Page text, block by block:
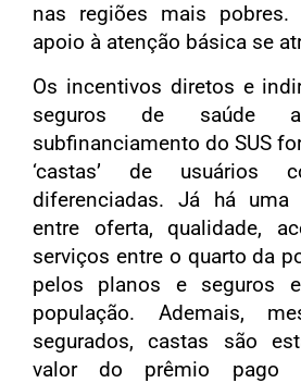
nas regiões mais pobres.
apoio à atenção básica se
Os incentivos diretos e
seguros de saúde
subfinanciamento do SUS
‘castas’ de usuários
diferenciadas. Já há uma
entre oferta, qualidade,
serviços entre o quarto da
pelos planos e seguros
população. Ademais,
segurados, castas são
valor do prêmio pago